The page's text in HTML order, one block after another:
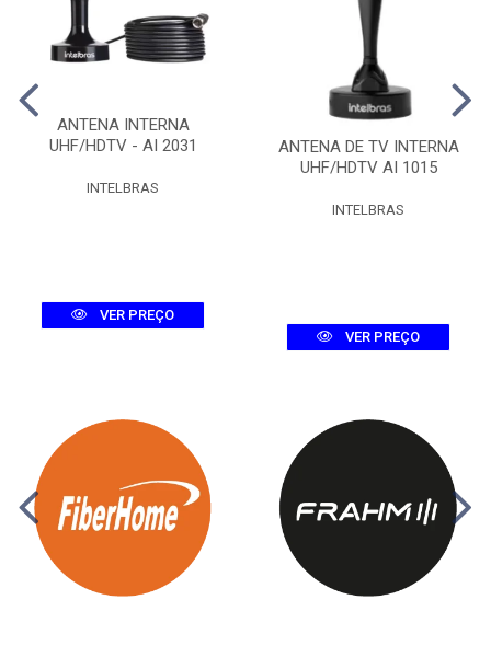
ANTENA INTERNA
UHF/HDTV - AI 2031
INTELBRAS
VER PREÇO
ANTENA DE TV INTERNA
UHF/HDTV AI 1015
INTELBRAS
VER PREÇO